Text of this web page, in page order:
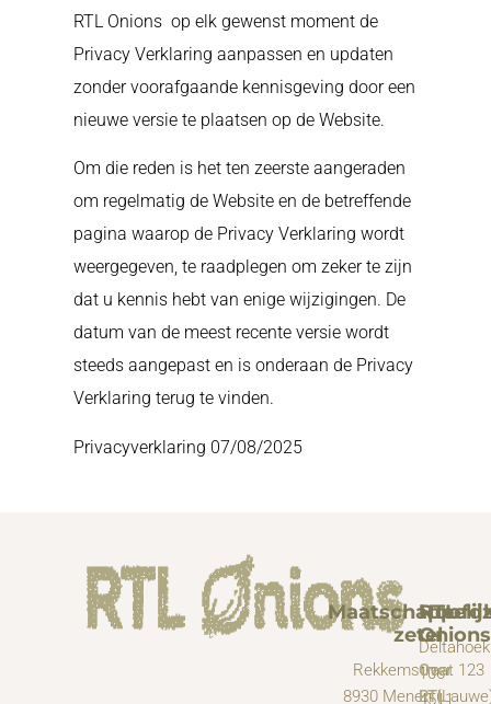
RTL Onions op elk gewenst moment de
Privacy Verklaring aanpassen en updaten
zonder voorafgaande kennisgeving door een
nieuwe versie te plaatsen op de Website.
Om die reden is het ten zeerste aangeraden
om regelmatig de Website en de betreffende
pagina waarop de Privacy Verklaring wordt
weergegeven, te raadplegen om zeker te zijn
dat u kennis hebt van enige wijzigingen. De
datum van de meest recente versie wordt
steeds aangepast en is onderaan de Privacy
Verklaring terug te vinden.
Privacyverklaring 07/08/2025
RTL
Onions
Over
RTL
zetel
Rekkemstraat 123
8930 Menen
Deltahoek
106
4511